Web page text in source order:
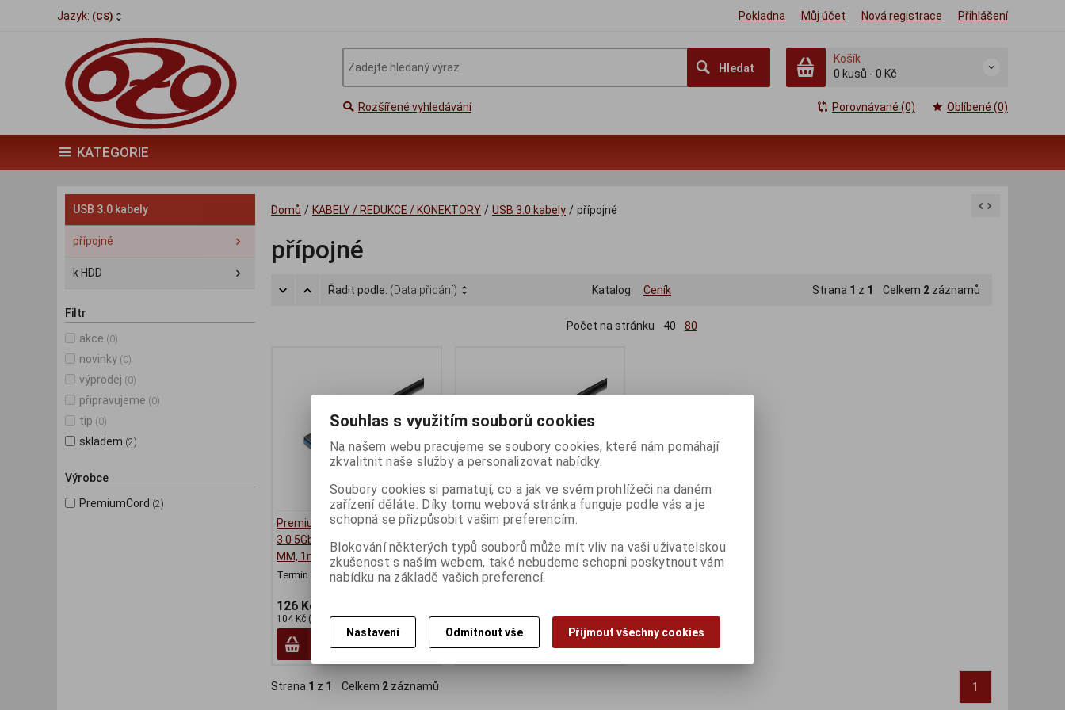
Jazyk: (CS) Pokladna Můj účet Nová registrace Přihlášení
Hledat
Košík
0 kusů - 0 Kč
Rozšířené vyhledávání Porovnávané (0) Oblíbené (0)
KATEGORIE
USB 3.0 kabely
přípojné
k HDD
Filtr
akce (0)
novinky (0)
výprodej (0)
připravujeme (0)
tip (0)
skladem (2)
Výrobce
PremiumCord (2)
Domů / KABELY / REDUKCE / KONEKTORY / USB 3.0 kabely / přípojné
přípojné
Řadit podle: (Data přidání) Katalog Ceník Strana 1 z 1 Celkem 2 záznamů
Počet na stránku 40 80
PremiumCord Kabel Micro USB
3.0 5Gbps USB A - Micro USB B,
MM, 1m
Termín dodání (dny): 4
126 Kč
104 Kč (bez DPH:)
PremiumCord Kabel Micro USB
3.0 5Gbps USB A - Micro USB B,
MM, 0,5m
Termín dodání (dny):
92 Kč (bez DPH:)
Koupit
Strana 1 z 1 Celkem 2 záznamů 1
Souhlas s využitím souborů cookies
Na našem webu pracujeme se soubory cookies, které nám pomáhají
zkvalitnit naše služby a personalizovat nabídky.
Soubory cookies si pamatují, co a jak ve svém prohlížeči na daném
zařízení děláte. Díky tomu webová stránka funguje podle vás a je
schopná se přizpůsobit vašim preferencím.
Blokování některých typů souborů může mít vliv na vaši uživatelskou
zkušenost s naším webem, také nebudeme schopni poskytnout vám
nabídku na základě vašich preferencí.
Nastavení Odmítnout vše Přijmout všechny cookies